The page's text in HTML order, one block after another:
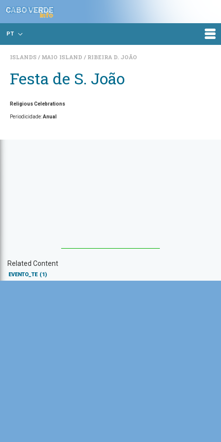
PT
ISLANDS MAIO ISLAND RIBEIRA D. JOÃO
Festa de S. João
Religious Celebrations
Periodicidade:Anual
Related Content
EVENTO_TE (1)